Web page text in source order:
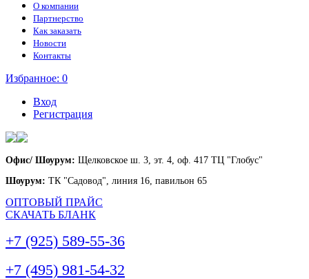
О компании
Партнерство
Как заказать
Новости
Контакты
Избранное: 0
Вход
Регистрация
Офис/ Шоурум: Щелковское ш. 3, эт. 4, оф. 417 ТЦ "Глобус"
Шоурум: ТК "Садовод", линия 16, павильон 65
ОПТОВЫЙ ПРАЙС
СКАЧАТЬ БЛАНК
+7 (925) 589-55-36
+7 (495) 981-54-32